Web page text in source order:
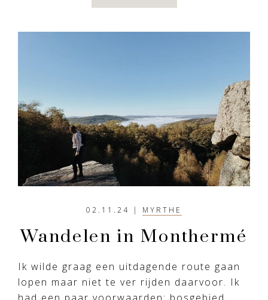
02.11.24 | MYRTHE
Wandelen in Monthermé
Ik wilde graag een uitdagende route gaan
lopen maar niet te ver rijden daarvoor. Ik